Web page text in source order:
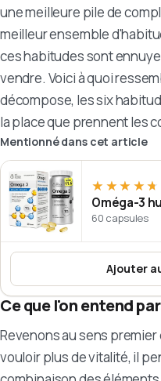
une meilleure pile de
meilleur ensemble
ces habitudes sont
vendre. Voici à quoi
décompose, les six
la place que prennent les
Mentionné dans cet article
★★★★★
★★★★★
Oméga-3
60 capsules
Ajouter
Ce que l'on entend
Revenons au sens
vouloir plus de vitalité, il